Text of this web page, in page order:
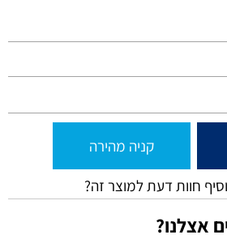
קניה מהירה
חוות דעת למוצר זה?
אצלנו?